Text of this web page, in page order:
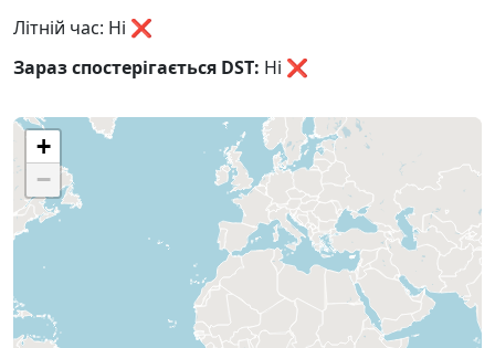
Літній час: Ні ❌
Зараз спостерігається DST: Ні ❌
+
−